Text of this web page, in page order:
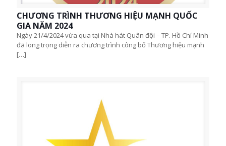
CHƯƠNG TRÌNH THƯƠNG HIỆU MẠNH QUỐC
GIA NĂM 2024
Ngày 21/4/2024 vừa qua tại Nhà hát Quân đội – TP. Hồ Chí Minh
đã long trọng diễn ra chương trình công bố Thương hiệu mạnh
[…]